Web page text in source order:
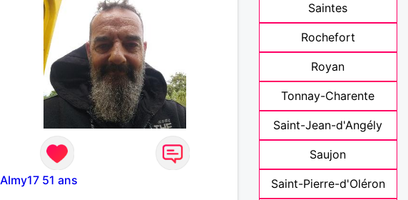
Almy17 51 ans
Saintes
Rochefort
Royan
Tonnay-Charente
Saint-Jean-d'Angély
Saujon
Saint-Pierre-d'Oléron